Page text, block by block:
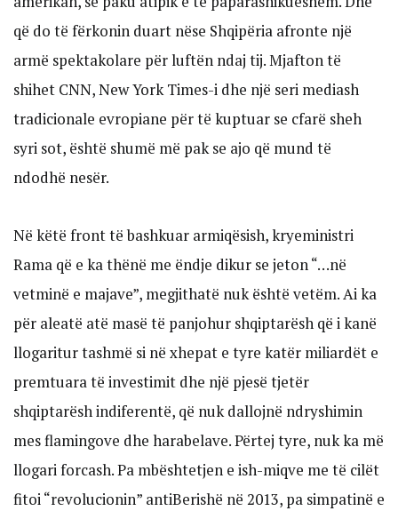
që do të fërkonin duart nëse Shqipëria afronte një
armë spektakolare për luftën ndaj tij. Mjafton të
shihet CNN, New York Times-i dhe një seri mediash
tradicionale evropiane për të kuptuar se cfarë sheh
syri sot, është shumë më pak se ajo që mund të
ndodhë nesër.
Në këtë front të bashkuar armiqësish, kryeministri
Rama që e ka thënë me ëndje dikur se jeton “…në
vetminë e majave”, megjithatë nuk është vetëm. Ai ka
për aleatë atë masë të panjohur shqiptarësh që i kanë
llogaritur tashmë si në xhepat e tyre katër miliardët e
premtuara të investimit dhe një pjesë tjetër
shqiptarësh indiferentë, që nuk dallojnë ndryshimin
mes flamingove dhe harabelave. Përtej tyre, nuk ka më
llogari forcash. Pa mbështetjen e ish-miqve me të cilët
fitoi “revolucionin” antiBerishë në 2013, pa simpatinë e